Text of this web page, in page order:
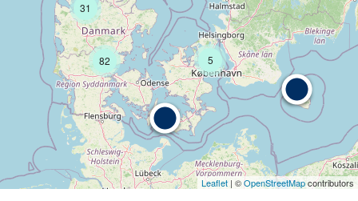
5
31
82
Leaflet | ©OpenStreetMapcontributors